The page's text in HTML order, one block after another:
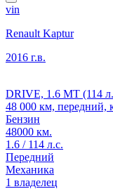
vin
Renault Kaptur
2016 г.в.
DRIVE, 1.6 MT (114
48 000 км, передний,
Бензин
48000 км.
1.6 / 114 л.с.
Передний
Механика
1 владелец